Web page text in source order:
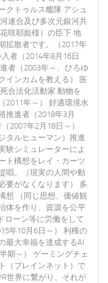
クトゥルス艦隊 アシュ
連合及び多次元銀河共
咲耶姫様）の臣下 地
拡散者です。（2017年
者（2014年8月16日
者（2003年～、ひろゆ
インカムを教える） 医
合法化活動家 動物を
2011年～） 好適環境水
推進者（2018年3月
2007年2月18日～）
タルヒューマン）推進
験シミュレーターによ
ト構想をレイ・カーツ
唱。（現実の人間や動
要がなくなります） 多
想 （同じ思想、価値観
体を作り、資源を公平
ローン等に労働をして
年10月6日～） 利権の
最大幸福を達成するAI
期～） ゲーミングチェ
（ブレインネット）で
世界に繋がり、それが